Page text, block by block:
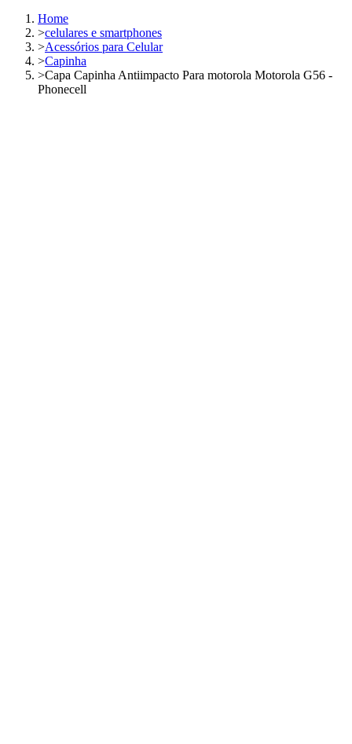
Home
>celulares e smartphones
>Acessórios para Celular
>Capinha
>Capa Capinha Antiimpacto Para motorola Motorola G56 -
Phonecell